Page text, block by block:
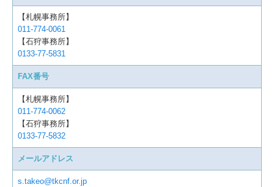
【札幌事務所】
011-774-0061
【石狩事務所】
0133-77-5831
FAX番号
【札幌事務所】
011-774-0062
【石狩事務所】
0133-77-5832
メールアドレス
s.takeo@tkcnf.or.jp